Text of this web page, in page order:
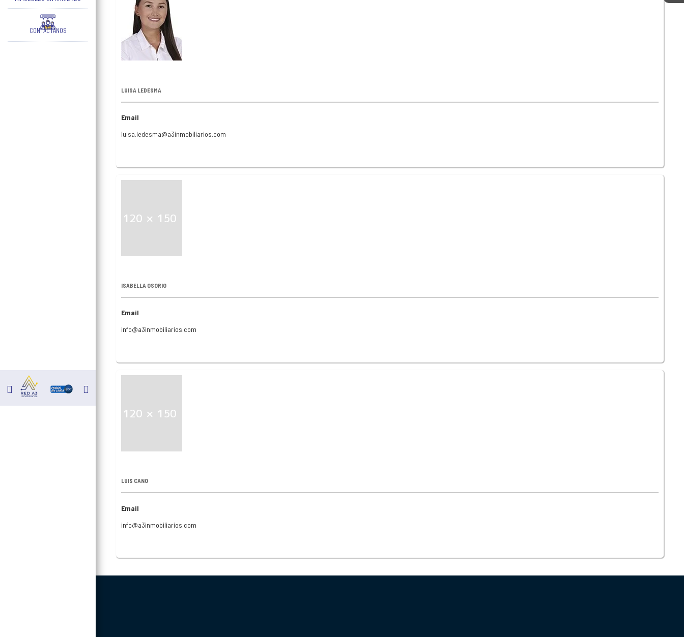
CONTÁCTANOS
LUISA LEDESMA
Email
luisa.ledesma@a3inmobiliarios.com
ISABELLA OSORIO
Email
info@a3inmobiliarios.com
LUIS CANO
Email
info@a3inmobiliarios.com